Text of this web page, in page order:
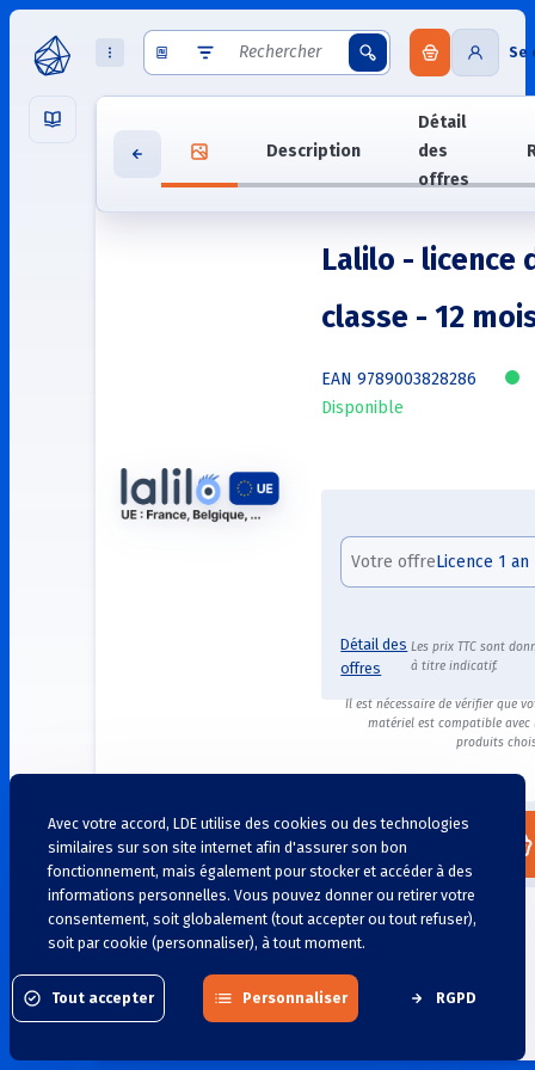
Se
Description
Détail
des
offres
Version de démonstration
Lalilo - licence
classe - 12
EAN 9789003828286
Disponible
Votre offreLicence 1 an
Détail des
offres
Les prix TTC sont
à titre indicatif.
Il est nécessaire de vérifier que
matériel est compatible avec
produits
Détail des offres
Classe
Avec votre accord, LDE utilise des cookies ou des technologies
similaires sur son site internet afin d'assurer son bon
fonctionnement, mais également pour stocker et accéder à des
informations personnelles. Vous pouvez donner ou retirer votre
consentement, soit globalement (tout accepter ou tout refuser),
soit par cookie (personnaliser), à tout moment.
Tout accepter Personnaliser RGPD